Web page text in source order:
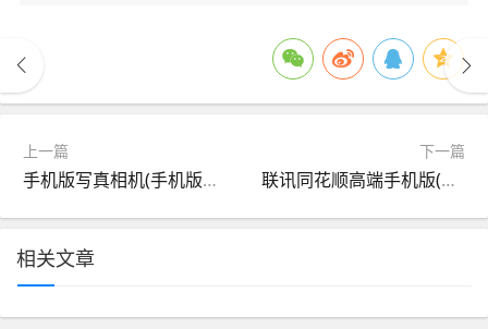
上一篇
手机版写真相机(手机版写真相机软件下载)
下一篇
联讯同花顺高端手机版(联讯同花顺证券手机版下载)
相关文章